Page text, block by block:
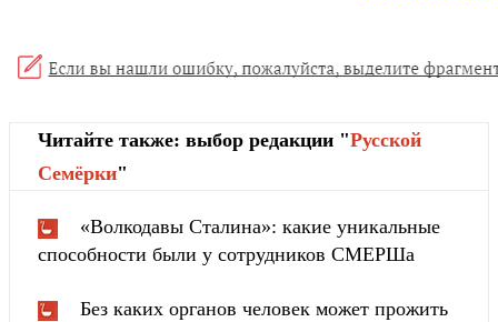
Читайте также: выбор редакции "Русской
Cемёрки"
«Волкодавы Сталина»: какие уникальные
способности были у сотрудников СМЕРШа
Без каких органов человек может прожить